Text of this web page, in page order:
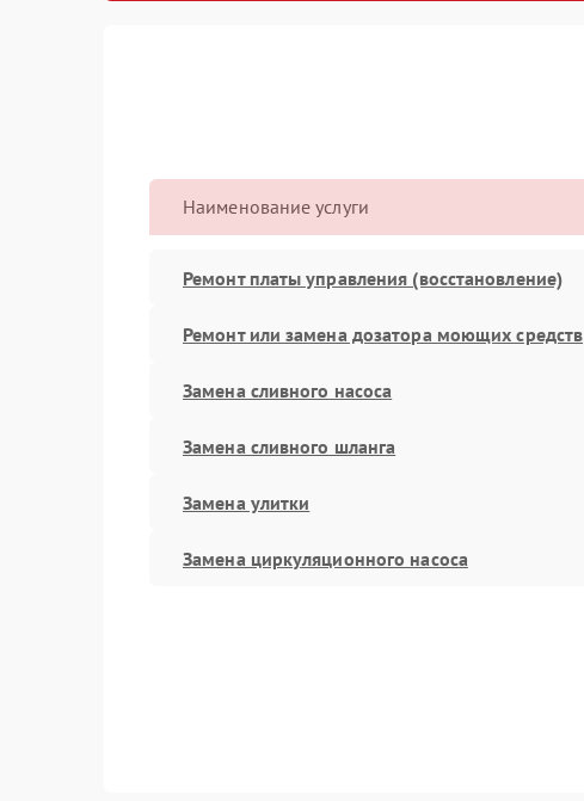
Наименование услуги
Ремонт платы управления (восстановление)
Ремонт или замена дозатора моющих средств
Замена сливного насоса
Замена сливного шланга
Замена улитки
Замена циркуляционного насоса